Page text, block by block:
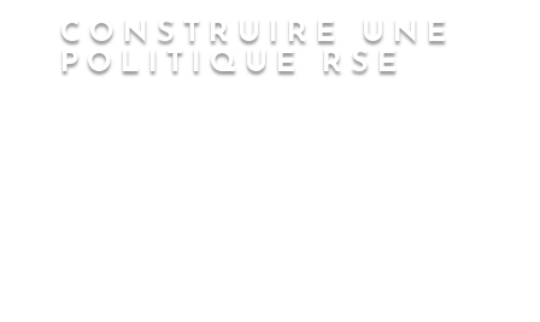
CONSTRUIRE UNE
POLITIQUE RSE